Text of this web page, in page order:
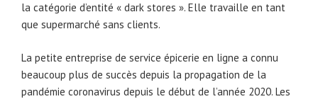
la catégorie d’entité « dark stores ». Elle travaille en tant
que supermarché sans clients.
La petite entreprise de service épicerie en ligne a connu
beaucoup plus de succès depuis la propagation de la
pandémie coronavirus depuis le début de l’année 2020. Les